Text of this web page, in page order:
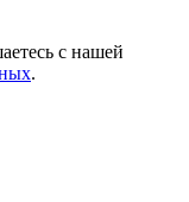
с нашей
.